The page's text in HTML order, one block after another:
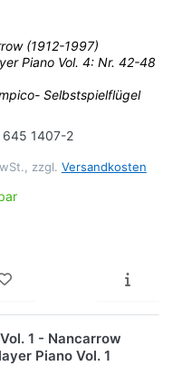
(1912-1997)
Piano Vol. 4: Nr. 42-48
Selbstspielflügel
645 1407-2
zzgl. Versandkosten
1 - Nancarrow
Piano Vol. 1